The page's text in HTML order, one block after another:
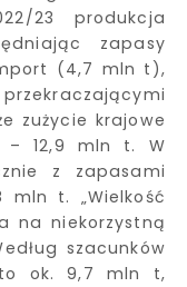
23 produkcja
zapasy
(4,7 mln t),
zużycie krajowe
– 12,9 mln t. W
z zapasami
mln t. „Wielkość
na niekorzystną
szacunków
to ok. 9,7 mln t,